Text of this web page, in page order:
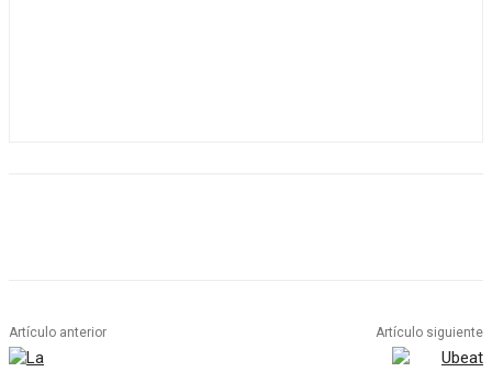
Artículo anterior Artículo siguiente